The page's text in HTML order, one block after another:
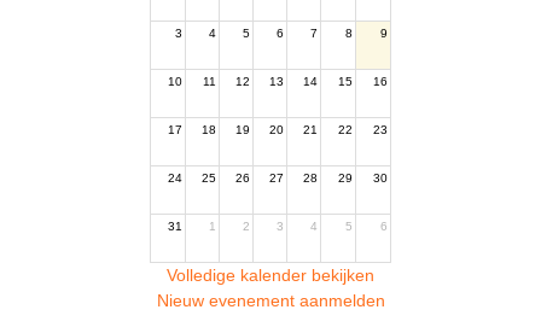
3 4 5 6 7 8 9
10 11 12 13 14 15 16
17 18 19 20 21 22 23
24 25 26 27 28 29 30
31 1 2 3 4 5 6
Volledige kalender bekijken
Nieuw evenement aanmelden